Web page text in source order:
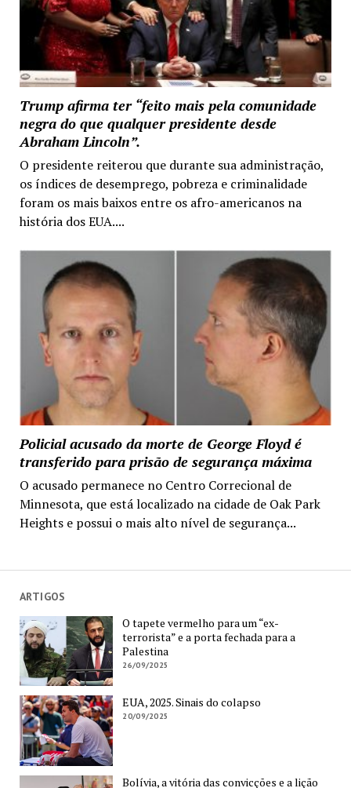
Trump afirma ter “feito mais pela comunidade
negra do que qualquer presidente desde
Abraham Lincoln”.
O presidente reiterou que durante sua administração,
os índices de desemprego, pobreza e criminalidade
foram os mais baixos entre os afro-americanos na
história dos EUA....
Policial acusado da morte de George Floyd é
transferido para prisão de segurança máxima
O acusado permanece no Centro Correcional de
Minnesota, que está localizado na cidade de Oak Park
Heights e possui o mais alto nível de segurança...
ARTIGOS
O tapete vermelho para um “ex-
terrorista” e a porta fechada para a
Palestina
26/09/2025
EUA, 2025. Sinais do colapso
20/09/2025
Bolívia, a vitória das convicções e a lição